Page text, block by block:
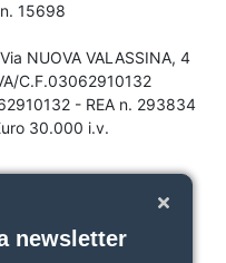
15698
NUOVA VALASSINA, 4
C.F.03062910132
- REA n. 293834
30.000 i.v.
newsletter